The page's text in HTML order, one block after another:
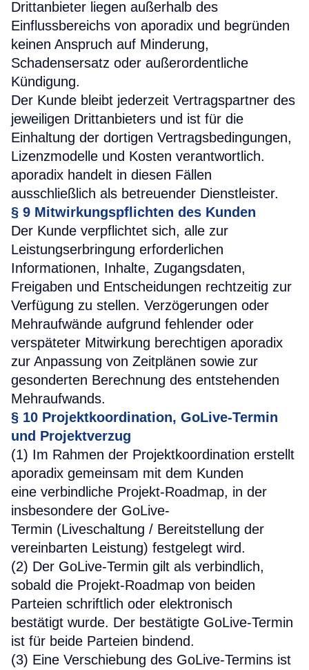
Drittanbieter liegen außerhalb des
Einflussbereichs von aporadix und begründen
keinen Anspruch auf Minderung,
Schadensersatz oder außerordentliche
Kündigung.
Der Kunde bleibt jederzeit Vertragspartner des
jeweiligen Drittanbieters und ist für die
Einhaltung der dortigen Vertragsbedingungen,
Lizenzmodelle und Kosten verantwortlich.
aporadix handelt in diesen Fällen
ausschließlich als betreuender Dienstleister.
§ 9 Mitwirkungspflichten des Kunden
Der Kunde verpflichtet sich, alle zur
Leistungserbringung erforderlichen
Informationen, Inhalte, Zugangsdaten,
Freigaben und Entscheidungen rechtzeitig zur
Verfügung zu stellen. Verzögerungen oder
Mehraufwände aufgrund fehlender oder
verspäteter Mitwirkung berechtigen aporadix
zur Anpassung von Zeitplänen sowie zur
gesonderten Berechnung des entstehenden
Mehraufwands.
§ 10 Projektkoordination, GoLive-Termin
und Projektverzug
(1) Im Rahmen der Projektkoordination erstellt
aporadix gemeinsam mit dem Kunden
eine verbindliche Projekt-Roadmap, in der
insbesondere der GoLive-
Termin (Liveschaltung / Bereitstellung der
vereinbarten Leistung) festgelegt wird.
(2) Der GoLive-Termin gilt als verbindlich,
sobald die Projekt-Roadmap von beiden
Parteien schriftlich oder elektronisch
bestätigt wurde. Der bestätigte GoLive-Termin
ist für beide Parteien bindend.
(3) Eine Verschiebung des GoLive-Termins ist